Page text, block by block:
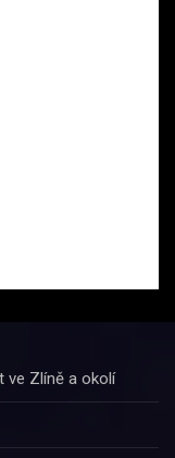
ve Zlíně a okolí